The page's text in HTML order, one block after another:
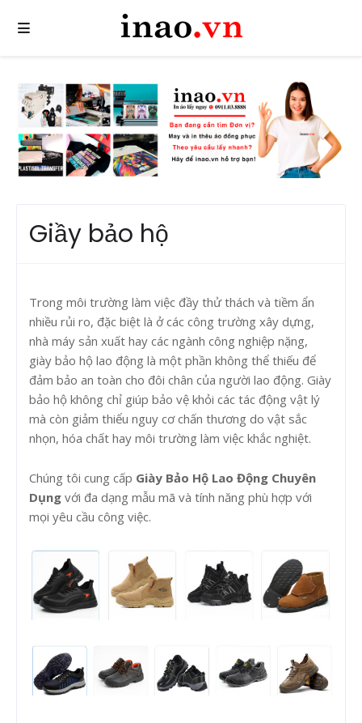
Giầy bảo hộ
Trong môi trường làm việc đầy thử thách và tiềm ẩn
nhiều rủi ro, đặc biệt là ở các công trường xây dựng,
nhà máy sản xuất hay các ngành công nghiệp nặng,
giày bảo hộ lao động là một phần không thể thiếu để
đảm bảo an toàn cho đôi chân của người lao động. Giày
bảo hộ không chỉ giúp bảo vệ khỏi các tác động vật lý
mà còn giảm thiểu nguy cơ chấn thương do vật sắc
nhọn, hóa chất hay môi trường làm việc khắc nghiệt.
Chúng tôi cung cấp Giày Bảo Hộ Lao Động Chuyên
Dụng với đa dạng mẫu mã và tính năng phù hợp với
mọi yêu cầu công việc.